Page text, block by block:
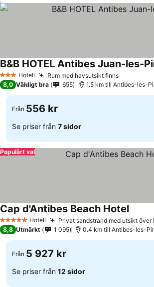
3 StjärnorHotell Rum med havsutsikt finns
B&B HOTEL Antibes Juan-les-
8,0 Väldigt bra 655 1.5 km till Antibes-les-
Från 556 kr
Se priser från 7 sidor
Populärt val
5 Stjärnor Hotell Privat sandstrand med utsikt över
Cap d'Antibes Beach Hotel
8,8 Utmärkt 1 095 0.4 km till Antibes-les-
Från 5 927 kr
Se priser från 12 sidor